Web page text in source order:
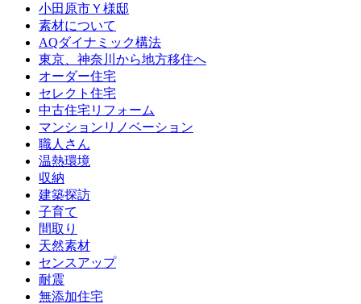
小田原市Ｙ様邸
素材について
AQダイナミック構法
東京、神奈川から地方移住へ
オーダー住宅
セレクト住宅
中古住宅リフォーム
マンションリノベーション
職人さん
温熱環境
収納
建築探訪
子育て
間取り
天然素材
センスアップ
耐震
無添加住宅